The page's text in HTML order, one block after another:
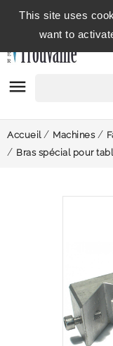

Accueil Machines
Bras spécial pour
This site uses
want to